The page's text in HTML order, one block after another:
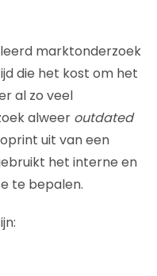
marktonderzoek
die het kost om het
al zo veel
alweer outdated
uit van een
het interne en
te bepalen.